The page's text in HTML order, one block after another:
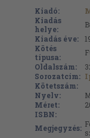
Kiadó:
Kiadás
helye:
Kiadás éve:
Kötés
típusa:
Oldalszám:
Sorozatcím:
Kötetszám:
Nyelv:
Méret:
ISBN:
Megjegyzés: